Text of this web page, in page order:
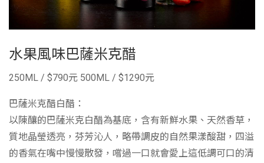
水果風味巴薩米克醋
250ML / $790元 500ML / $1290元
巴薩米克醋白醋：
以陳釀的巴薩米克白醋為基底，含有新鮮水果、天然香草，
質地晶瑩透亮，芬芳沁人，略帶調皮的自然果漾酸甜，四溢
的香氣在嘴中慢慢散發，嚐過一口就會愛上這低調可口的清